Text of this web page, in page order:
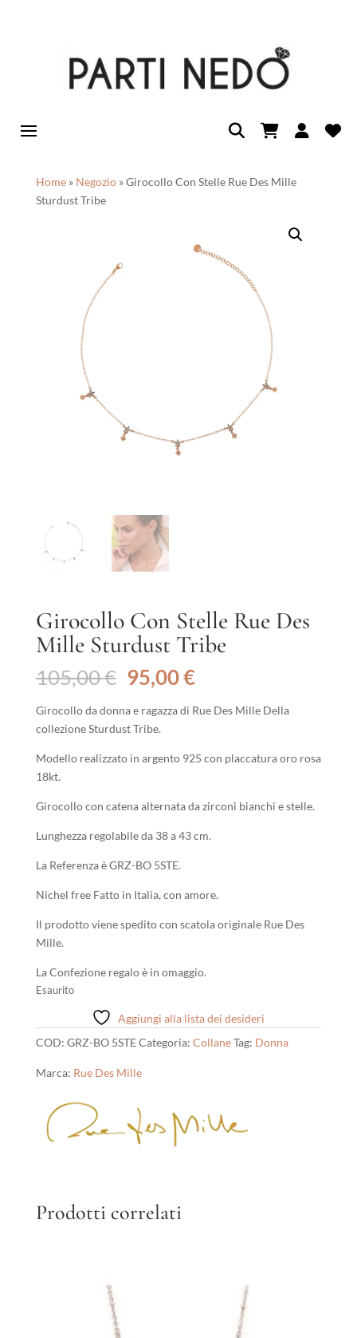
Home» Negozio»Girocollo Con Stelle Rue Des Mille
Sturdust Tribe
Girocollo Con Stelle Rue Des
Mille Sturdust Tribe
105,00€ Il
prezzo
originale
era:
105,00 €.
95,00€Il
attuale
95,00 €.
Girocollo da donna e ragazza di Rue Des Mille Della
collezione Sturdust Tribe.
Modello realizzato in argento 925 con placcatura oro rosa
18kt.
Girocollo con catena alternata da zirconi bianchi e stelle.
Lunghezza regolabile da 38 a 43 cm.
La Referenza è GRZ-BO 5STE.
Nichel free Fatto in Italia, con amore.
Il prodotto viene spedito con scatola originale Rue Des
Mille.
La Confezione regalo è in omaggio.
Esaurito
Aggiungi alla lista dei desideri
COD: GRZ-BO 5STECategoria: CollaneTag: Donna
Marca: Rue Des Mille
Prodotti correlati